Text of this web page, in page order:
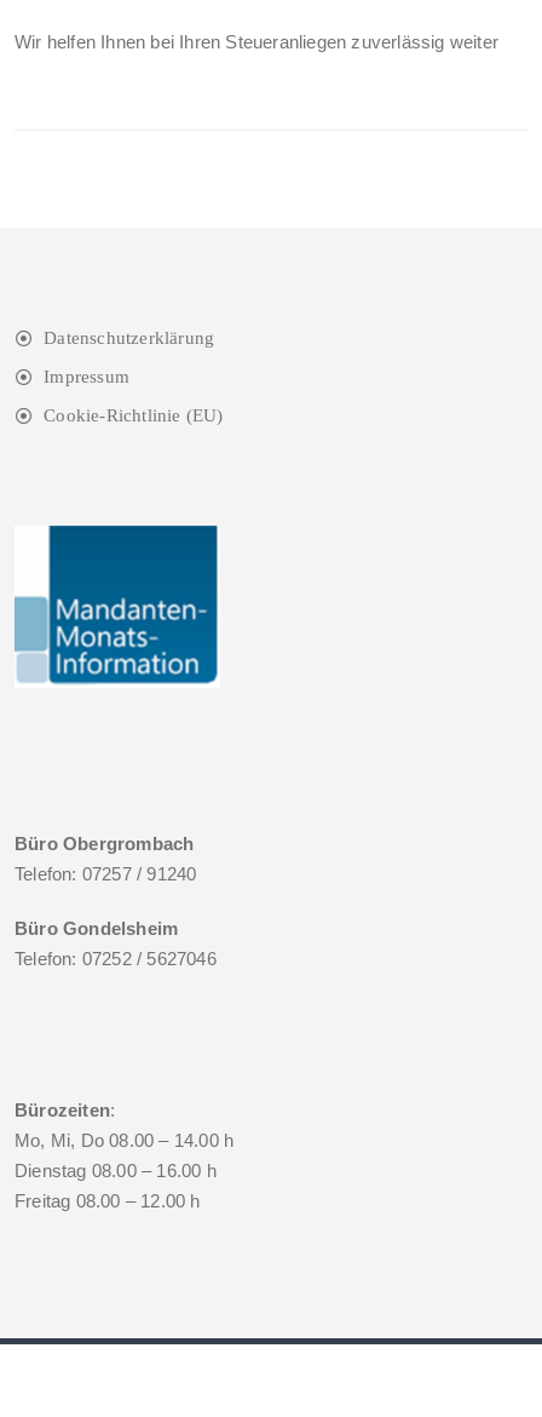
Wir helfen Ihnen bei Ihren Steueranliegen zuverlässig weiter
Datenschutzerklärung
Impressum
Cookie-Richtlinie (EU)
Büro Obergrombach
Telefon: 07257 / 91240
Büro Gondelsheim
Telefon: 07252 / 5627046
Bürozeiten:
Mo, Mi, Do 08.00 – 14.00 h
Dienstag 08.00 – 16.00 h
Freitag 08.00 – 12.00 h